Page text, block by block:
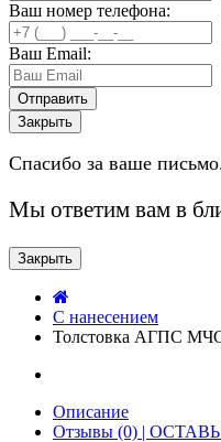
Ваш номер телефона:
Ваш Email:
Закрыть
Спасибо за ваше
Мы ответим вам в
Закрыть
C нанесением
Толстовка АГПС
Описание
Отзывы (0) |